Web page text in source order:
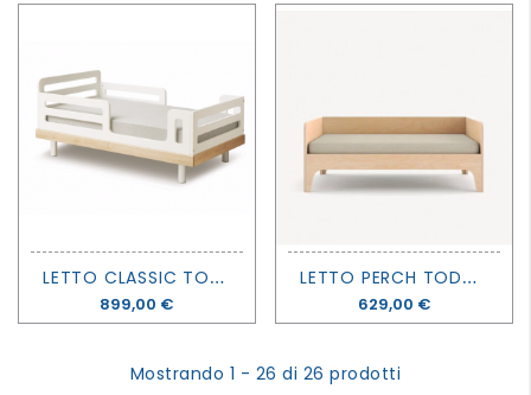
L
ETTO CLASSIC TODDLER BED - OEUF
Prezzo
899,00 €
L
ETTO PERCH TODDLER BED - OEUF
Prezzo
629,00 €
Mostrando 1 - 26 di 26 prodotti